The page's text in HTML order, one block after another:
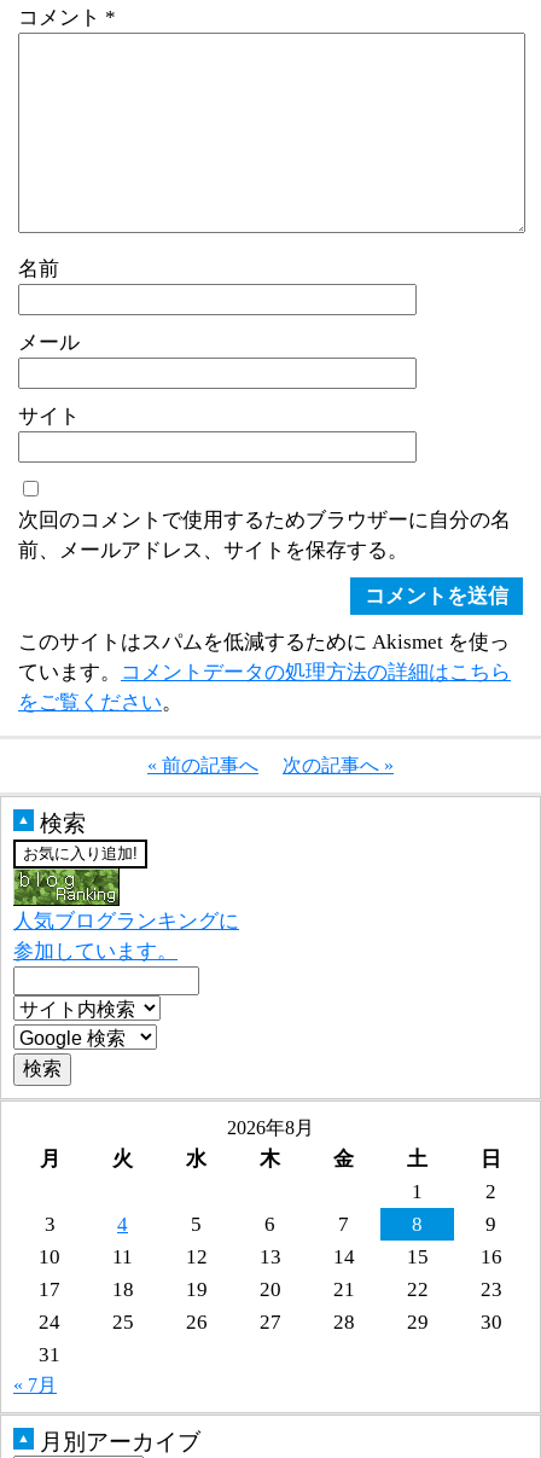
コメント *
名前
メール
サイト
次回のコメントで使用するためブラウザーに自分の名
前、メールアドレス、サイトを保存する。
このサイトはスパムを低減するために Akismet を使っ
ています。
コメントデータの処理方法の詳細はこちら
をご覧ください。
« 前の記事へ 次の記事へ »
▲ 検索
人気ブログランキングに
参加しています。
2026年8月
月 火 水 木 金 土
日
1
2
3
4 5 6 7 8
9
10
11 12 13 14 15
16
17
18 19 20 21 22
23
24
25 26 27 28 29
30
31
« 7月
▲ 月別アーカイブ